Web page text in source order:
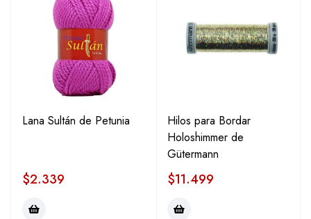
Lana Sultán de Petunia
$2.339
Hilos para Bordar
Holoshimmer de
Gütermann
$11.499